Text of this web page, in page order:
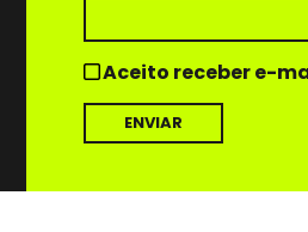
Aceito receber e-